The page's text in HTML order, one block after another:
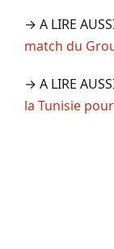
→ A LIRE
match du
→ A LIRE
la Tunisie